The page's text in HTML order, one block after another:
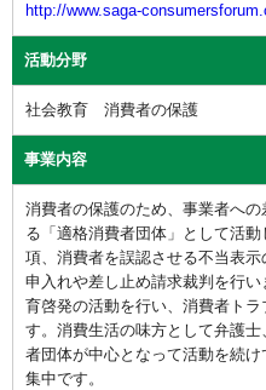
http://www.saga-
活動分野
社会教育 消費者の保護
事業内容
消費者の保護のため、事業者へ
る「適格消費者団体」として活
項、消費者を誤認させる不当表
申入れや差し止め請求裁判を行
育啓発の活動を行い、消費者ト
す。消費生活の味方として弁護
者団体が中心となって活動を続
集中です。